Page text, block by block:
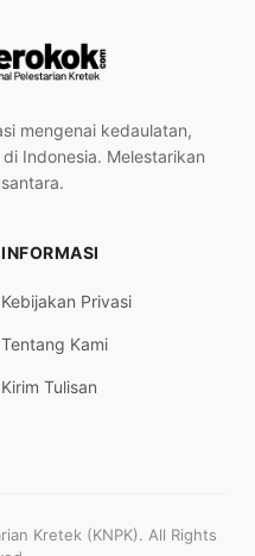
mengenai kedaulatan,
Indonesia. Melestarikan
INFORMASI
Kebijakan Privasi
Tentang Kami
Kirim Tulisan
Kretek (KNPK). All Rights